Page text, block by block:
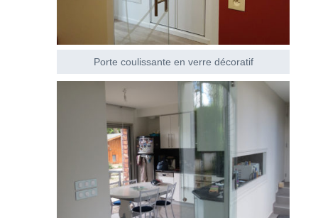
Porte coulissante en verre décoratif